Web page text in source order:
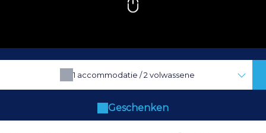
1 accommodatie /2 volwassene
Geschenken